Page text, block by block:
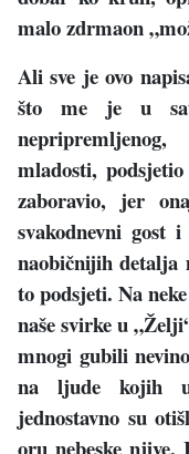
malo zdrmaon
Ali sve je ovo
što me je u
mladosti,
zaboravio, jer
svakodnevni gost
naobičnijih
to podsjeti. Na
naše svirke u
mnogi gubili
na ljude kojih
jednostavno su
oru nebeske njive.